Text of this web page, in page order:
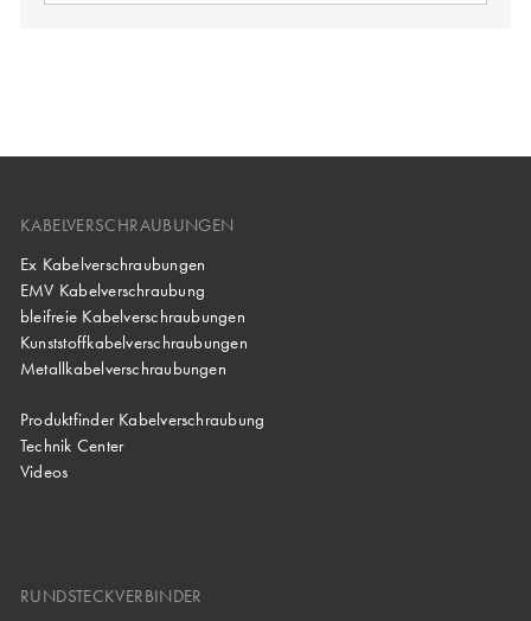
KABELVERSCHRAUBUNGEN
Ex Kabelverschraubungen
EMV Kabelverschraubung
bleifreie Kabelverschraubungen
Kunststoffkabelverschraubungen
Metallkabelverschraubungen
Produktfinder Kabelverschraubung
Technik Center
Videos
RUNDSTECKVERBINDER